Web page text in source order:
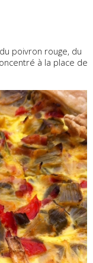
poivron rouge, du
à la place de